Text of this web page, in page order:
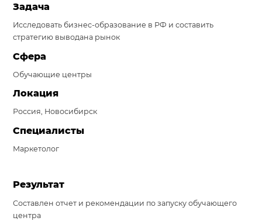
Система продаж для мебельного бизнеса
Система продаж для туристического бизнеса
Повышение конверсии сайтов
Акции
Проекты
Блог
Задача
Исследовать бизнес-образование в РФ и составить
стратегию выводана рынок
Сфера
Обучающие центры
Локация
Россия, Новосибирск
Специалисты
Маркетолог
Результат
Составлен отчет и рекомендации по запуску обучающего
центра